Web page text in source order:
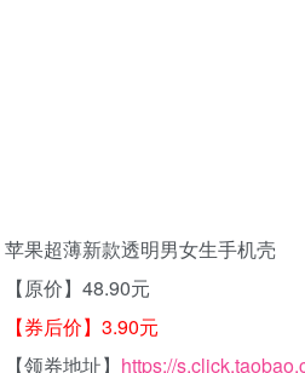
苹果超薄新款透明男女生手机壳
【原价】48.90元
【券后价】3.90元
【领券地址】 https://